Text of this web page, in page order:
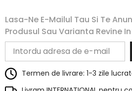
Lasa-Ne E-Mailul Tau Si Te
Produsul Sau Varianta Revine
Termen de livrare: 1-3 zile